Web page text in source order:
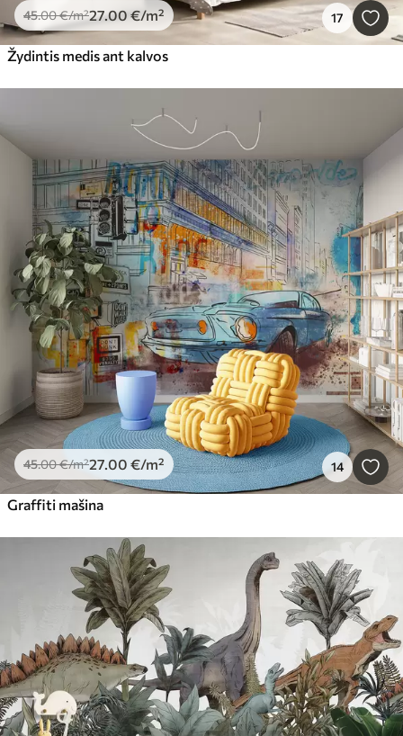
45.00€/m²27.00 €/m² 17
Žydintis medis ant kalvos
45.00€/m²27.00 €/m² 14
Graffiti mašina